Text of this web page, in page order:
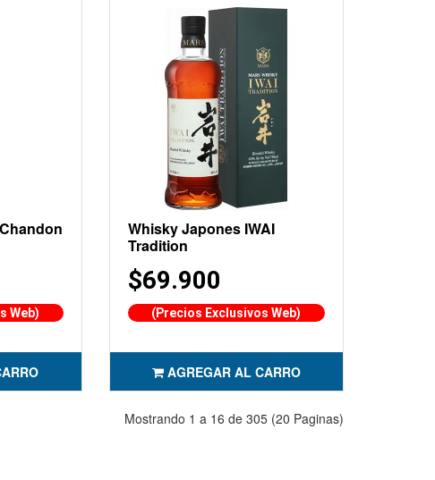
Web)
Whisky Japones IWAI
Tradition
$69.900
(Precios Exclusivos Web)
AGREGAR AL CARRO
Mostrando 1 a 16 de 305 (20 Paginas)